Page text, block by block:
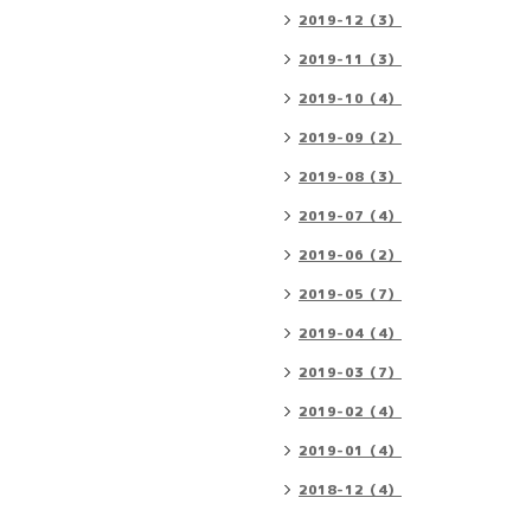
2019-12（3）
2019-11（3）
2019-10（4）
2019-09（2）
2019-08（3）
2019-07（4）
2019-06（2）
2019-05（7）
2019-04（4）
2019-03（7）
2019-02（4）
2019-01（4）
2018-12（4）